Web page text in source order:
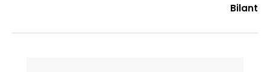
Bilant